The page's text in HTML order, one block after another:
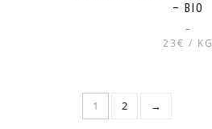
– BIO
–
23€ / KG
1 2 →